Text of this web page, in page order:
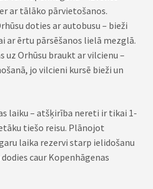
ar tālāko pārvietošanos.
doties ar autobusu – bieži
ar ērtu pārsēšanos lielā mezglā.
uz Orhūsu braukt ar vilcienu –
jo vilcieni kursē bieži un
laiku – atšķirība nereti ir tikai 1-
tiešo reisu. Plānojot
laika rezervi starp ielidošanu
caur Kopenhāgenas